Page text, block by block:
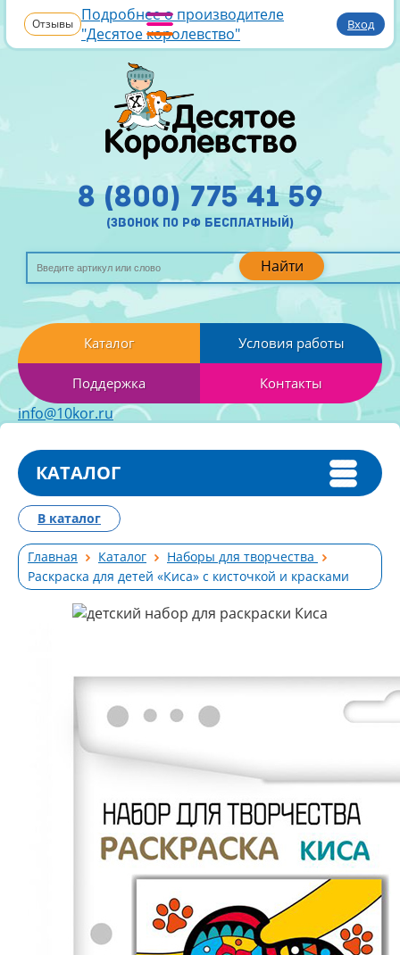
Отзывы Подробнее о производителе
"Десятое королевство"
Вход
Найти
8 (800) 775 41 59
(звонок по рф бесплатный)
Каталог Условия работы
Поддержка Контакты
info@10kor.ru
КАТАЛОГ
Главная Каталог
Наборы для творчества
Раскраска для детей «Киса» с кисточкой и красками
В каталог